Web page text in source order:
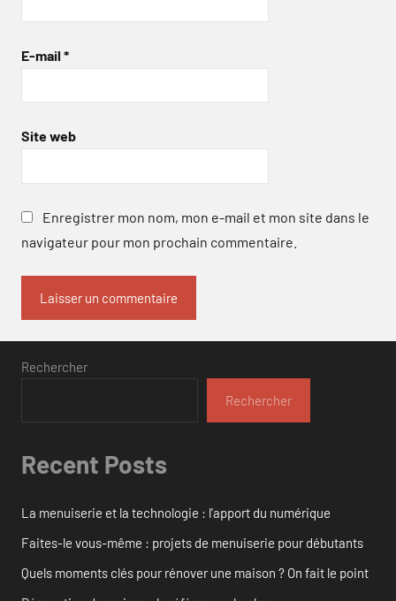
E-mail *
Site web
Enregistrer mon nom, mon e-mail et mon site dans le
navigateur pour mon prochain commentaire.
Rechercher
Rechercher
Recent Posts
La menuiserie et la technologie : l’apport du numérique
Faites-le vous-même : projets de menuiserie pour débutants
Quels moments clés pour rénover une maison ? On fait le point